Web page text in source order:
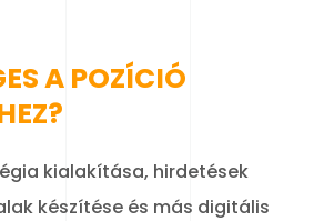
A POZÍCIÓ
kialakítása, hirdetések
készítése és más digitális